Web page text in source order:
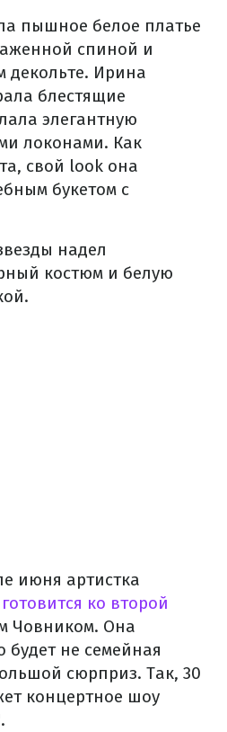
пышное белое платье
спиной и
декольте. Ирина
блестящие
элегантную
локонами. Как
свой look она
букетом с
надел
костюм и белую
июня артистка
готовится ко второй
Човником. Она
будет не семейная
сюрприз. Так, 30
концертное шоу